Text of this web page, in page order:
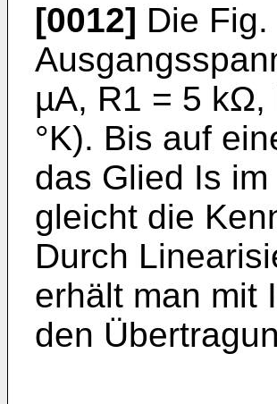
[0012] Die
µA, R1 = 5 kΩ,
°K). Bis auf
das Glied Is
gleicht die
Durch
erhält man mit
den